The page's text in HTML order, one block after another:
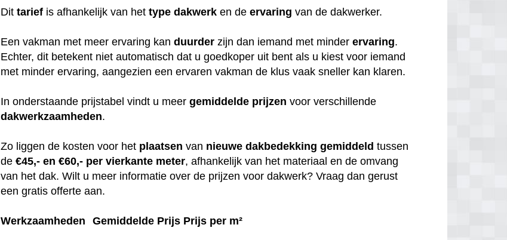
Dittarief is afhankelijk van hettype dakwerk en deervaring van de dakwerker.
Een vakman met meer ervaring kanduurder zijn dan iemand met minderervaring.
Echter, dit betekent niet automatisch dat u goedkoper uit bent als u kiest voor iemand
met minder ervaring, aangezien een ervaren vakman de klus vaak sneller kan klaren.
In onderstaande prijstabel vindt u meergemiddelde prijzen voor verschillende
dakwerkzaamheden.
Zo liggen de kosten voor het plaatsen van nieuwe dakbedekking gemiddeld tussen
de€45,- en €60,- per vierkante meter, afhankelijk van het materiaal en de omvang
van het dak. Wilt u meer informatie over de prijzen voor dakwerk? Vraag dan gerust
een gratis offerte aan.
Werkzaamheden Gemiddelde Prijs Prijs per m²